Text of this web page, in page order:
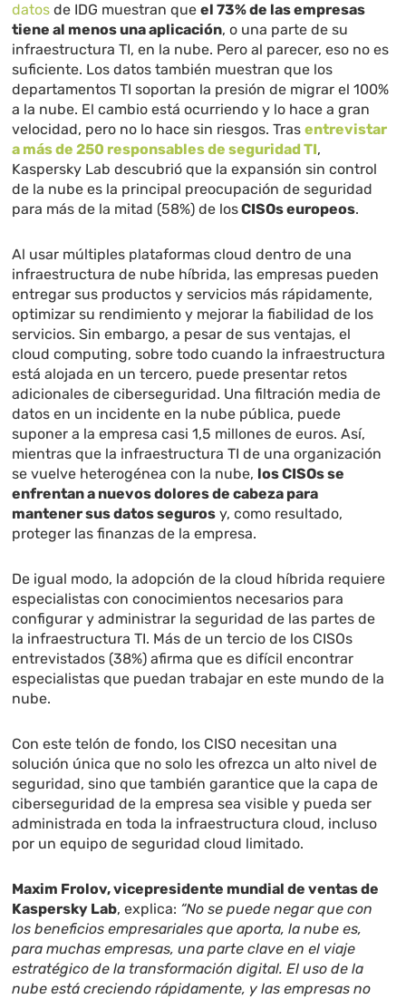
datos de IDG muestran queel 73% de las empresas
tiene al menos una aplicación, o una parte de su
infraestructura TI, en la nube. Pero al parecer, eso no es
suficiente. Los datos también muestran que los
departamentos TI soportan la presión de migrar el 100%
a la nube. El cambio está ocurriendo y lo hace a gran
velocidad, pero no lo hace sin riesgos. Trasentrevistar
a más de 250 responsables de seguridad TI,
Kaspersky Lab descubrió que la expansión sin control
de la nube es la principal preocupación de seguridad
para más de la mitad (58%) de losCISOs europeos.
Al usar múltiples plataformas cloud dentro de una
infraestructura de nube híbrida, las empresas pueden
entregar sus productos y servicios más rápidamente,
optimizar su rendimiento y mejorar la fiabilidad de los
servicios. Sin embargo, a pesar de sus ventajas, el
cloud computing, sobre todo cuando la infraestructura
está alojada en un tercero, puede presentar retos
adicionales de ciberseguridad. Una filtración media de
datos en un incidente en la nube pública, puede
suponer a la empresa casi 1,5 millones de euros. Así,
mientras que la infraestructura TI de una organización
se vuelve heterogénea con la nube, los CISOs se
enfrentan a nuevos dolores de cabeza para
mantener sus datos seguros y, como resultado,
proteger las finanzas de la empresa.
De igual modo, la adopción de la cloud híbrida requiere
especialistas con conocimientos necesarios para
configurar y administrar la seguridad de las partes de
la infraestructura TI. Más de un tercio de los CISOs
entrevistados (38%) afirma que es difícil encontrar
especialistas que puedan trabajar en este mundo de la
nube.
Con este telón de fondo, los CISO necesitan una
solución única que no solo les ofrezca un alto nivel de
seguridad, sino que también garantice que la capa de
ciberseguridad de la empresa sea visible y pueda ser
administrada en toda la infraestructura cloud, incluso
por un equipo de seguridad cloud limitado.
Maxim Frolov, vicepresidente mundial de ventas de
Kaspersky Lab, explica: “No se puede negar que con
los beneficios empresariales que aporta, la nube es,
para muchas empresas, una parte clave en el viaje
estratégico de la transformación digital. El uso de la
nube está creciendo rápidamente, y las empresas no